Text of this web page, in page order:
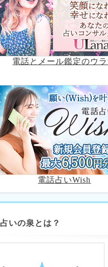
電話とメール鑑定のウ
電話占いWish
占いの泉とは？